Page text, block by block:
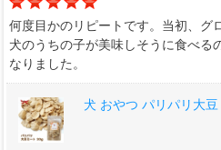
何度目かのリピートです。当初、グ
犬のうちの子が美味しそうに食べる
なりました。
犬 おやつ パリパリ大豆